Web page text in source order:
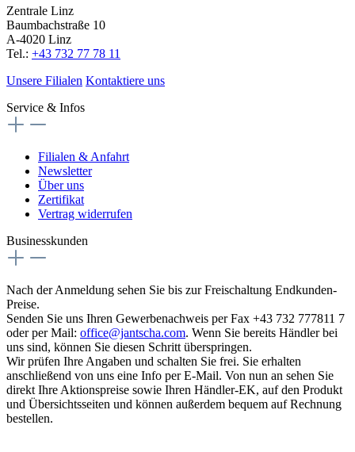
Zentrale Linz
Baumbachstraße 10
A-4020 Linz
Tel.: +43 732 77 78 11
Unsere Filialen Kontaktiere uns
Service & Infos
Filialen & Anfahrt
Newsletter
Über uns
Zertifikat
Vertrag widerrufen
Businesskunden
Nach der Anmeldung sehen Sie bis zur Freischaltung Endkunden-
Preise.
Senden Sie uns Ihren Gewerbenachweis per Fax +43 732 777811 7
oder per Mail: office@jantscha.com. Wenn Sie bereits Händler bei
uns sind, können Sie diesen Schritt überspringen.
Wir prüfen Ihre Angaben und schalten Sie frei. Sie erhalten
anschließend von uns eine Info per E-Mail. Von nun an sehen Sie
direkt Ihre Aktionspreise sowie Ihren Händler-EK, auf den Produkt
und Übersichtsseiten und können außerdem bequem auf Rechnung
bestellen.